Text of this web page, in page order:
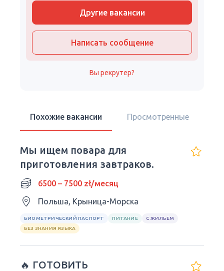
Другие вакансии
Написать сообщение
Вы рекрутер?
Похожие вакансии Просмотренные
Мы ищем повара для
приготовления завтраков.
6500 – 7500 zł/месяц
Польша, Крыница-Морска
БИОМЕТРИЧЕСКИЙ ПАСПОРТ ПИТАНИЕ
С ЖИЛЬЕМ
БЕЗ ЗНАНИЯ ЯЗЫКА
🔥 ГОТОВИТЬ